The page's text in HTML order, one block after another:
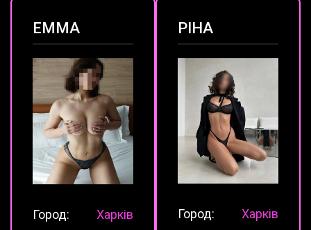
ЕММА
Город:
Харків
РІНА
Город:
Харків